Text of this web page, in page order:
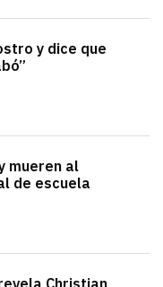
y dice que
mueren al
de escuela